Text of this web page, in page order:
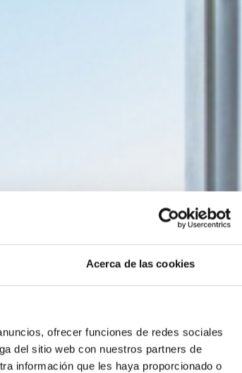
Acerca de las cookies
ofrecer funciones de redes sociales
del sitio web con nuestros partners de
información que les haya proporcionado o